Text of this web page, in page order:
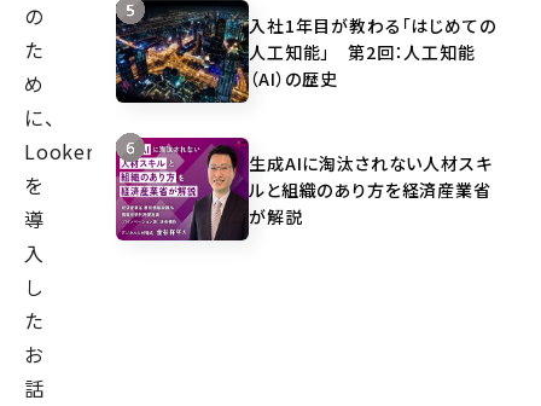
の
た
め
に、
Looker
を
導
入
し
た
お
話
入社1年目が教わる「はじめての
人工知能」 第2回：人工知能
（AI）の歴史
生成AIに淘汰されない人材スキ
ルと組織のあり方を経済産業省
が解説